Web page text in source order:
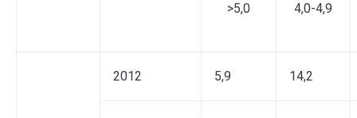
>5,0
4,0-4,9
2012 5,9 14,2